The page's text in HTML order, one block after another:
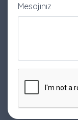
Mesajınız